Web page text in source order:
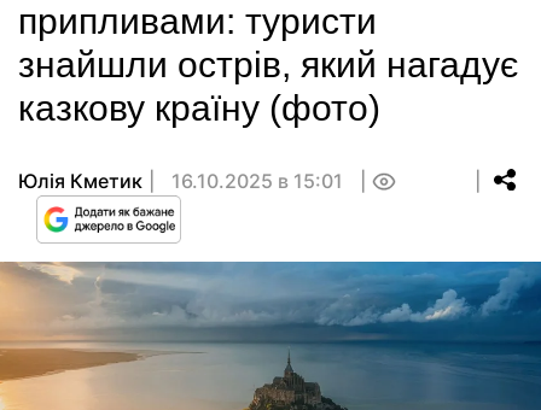
припливами: туристи
знайшли острів, який нагадує
казкову країну (фото)
Юлія Кметик 16.10.2025 в 15:01